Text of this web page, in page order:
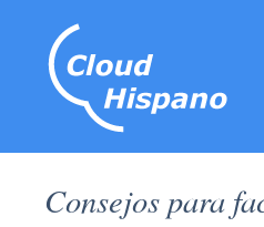
Consejos para